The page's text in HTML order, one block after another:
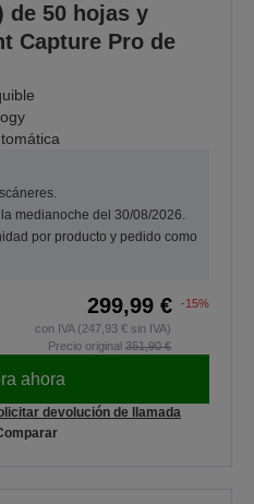
de 50 hojas y
Capture Pro de
medianoche del 30/08/2026.
por producto y pedido como
299,99 €
-15%
con IVA (247,93 € sin IVA)
Precio original 351,90 €
ahora
devolución de llamada